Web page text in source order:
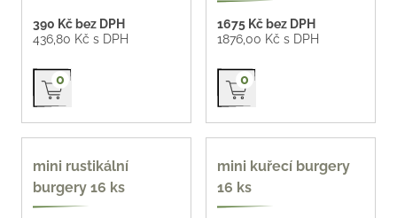
390 Kč bez DPH
436,80 Kč s DPH
Přidat do košíku
0
1675 Kč bez DPH
1876,00 Kč s DPH
Přidat do košíku
0
mini rustikální
burgery 16 ks
97 Kč / ks
mini kuřecí burgery
16 ks